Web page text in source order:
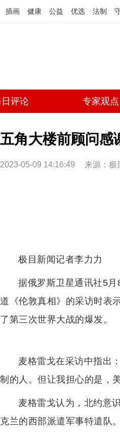
插画 健康 公益 优选 法制
评论 专家观点
五角大楼前顾问感
2023-05-09 14:16:49 来源：极
极目新闻记者李力力
据俄罗斯卫星通讯社5
道《伦敦真相》的采访时表
了第三次世界大战的爆发。
麦格雷戈在采访中指出
制的人。但让我担心的是，
麦格雷戈认为，北约意
克兰的西部派遣军事特遣队